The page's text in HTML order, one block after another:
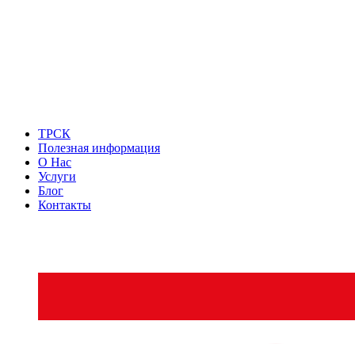
ТРСК
Полезная информация
О Нас
Услуги
Блог
Контакты